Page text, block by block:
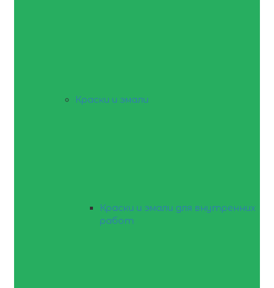
Краски и эмали
Краски и эмали для внутренних
работ